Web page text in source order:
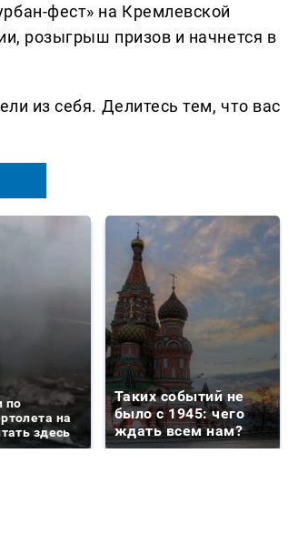
фест» на Кремлевской
розыгрыш призов и начнется в
из себя. Делитеcь тем, что вас
по
на
здесь
Таких событий не
было с 1945: чего
ждать всем нам?